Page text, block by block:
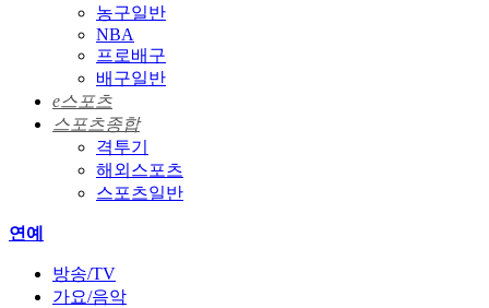
농구일반
NBA
프로배구
배구일반
e스포츠
스포츠종합
격투기
해외스포츠
스포츠일반
연예
방송/TV
가요/음악